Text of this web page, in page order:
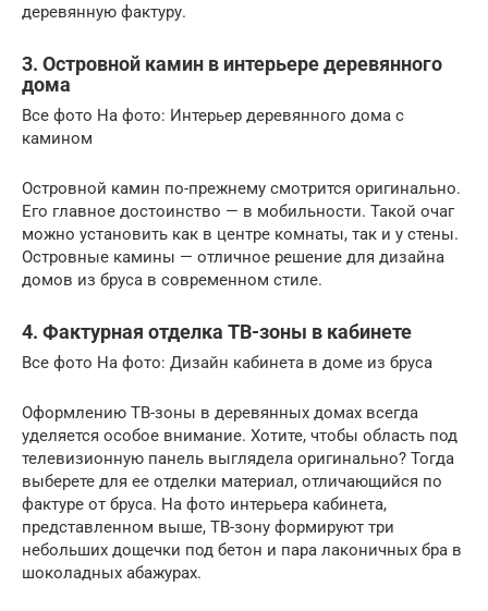
деревянную фактуру.
3. Островной камин в интерьере деревянного
дома
Все фото На фото: Интерьер деревянного дома с
камином
Островной камин по-прежнему смотрится оригинально.
Его главное достоинство — в мобильности. Такой очаг
можно установить как в центре комнаты, так и у стены.
Островные камины — отличное решение для дизайна
домов из бруса в современном стиле.
4. Фактурная отделка ТВ-зоны в кабинете
Все фото На фото: Дизайн кабинета в доме из бруса
Оформлению ТВ-зоны в деревянных домах всегда
уделяется особое внимание. Хотите, чтобы область под
телевизионную панель выглядела оригинально? Тогда
выберете для ее отделки материал, отличающийся по
фактуре от бруса. На фото интерьера кабинета,
представленном выше, ТВ-зону формируют три
небольших дощечки под бетон и пара лаконичных бра в
шоколадных абажурах.